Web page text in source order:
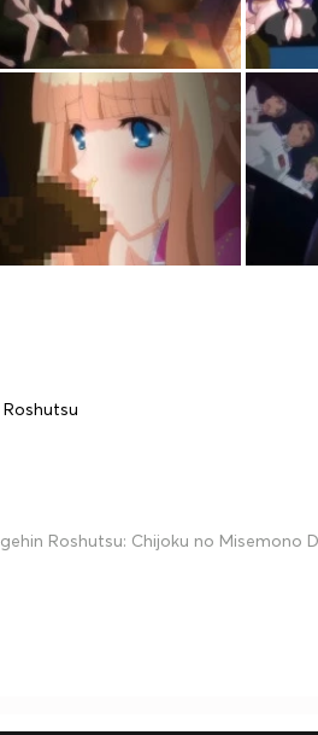
Roshutsu: Chijoku no Misemono